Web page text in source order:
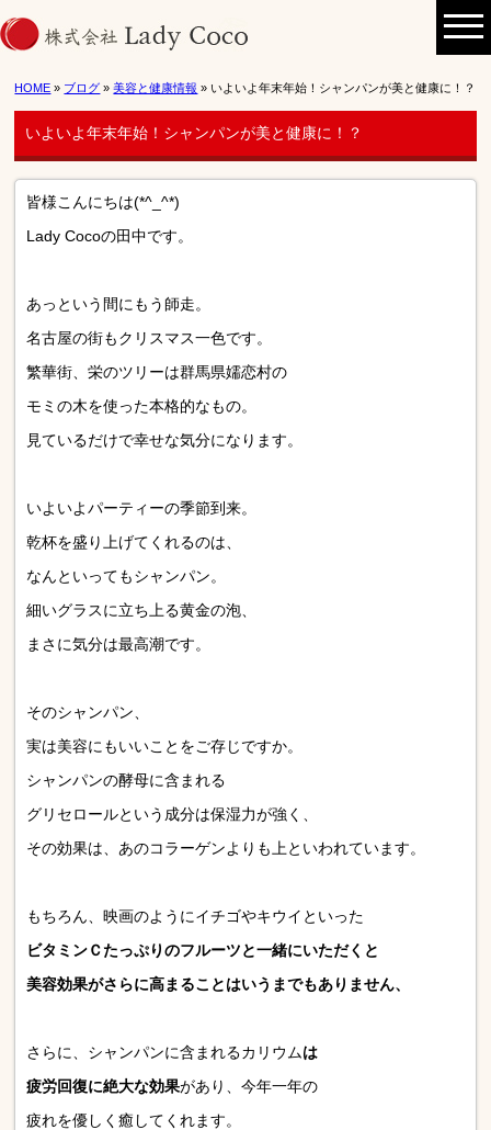
HOME » ブログ »美容と健康情報 » いよいよ年末年始！シャンパンが美と健康に！？
いよいよ年末年始！シャンパンが美と健康に！？
皆様こんにちは(*^_^*)
Lady Cocoの田中です。
あっという間にもう師走。
名古屋の街もクリスマス一色です。
繁華街、栄のツリーは群馬県嬬恋村の
モミの木を使った本格的なもの。
見ているだけで幸せな気分になります。
いよいよパーティーの季節到来。
乾杯を盛り上げてくれるのは、
なんといってもシャンパン。
細いグラスに立ち上る黄金の泡、
まさに気分は最高潮です。
そのシャンパン、
実は美容にもいいことをご存じですか。
シャンパンの酵母に含まれる
グリセロールという成分は保湿力が強く、
その効果は、あのコラーゲンよりも上といわれています。
もちろん、映画のようにイチゴやキウイといった
ビタミンＣたっぷりのフルーツと一緒にいただくと
美容効果がさらに高まることはいうまでもありません、
さらに、シャンパンに含まれるカリウムは
疲労回復に絶大な効果があり、今年一年の
疲れを優しく癒してくれます。